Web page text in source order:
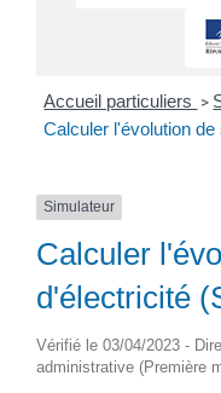
Accueil particuliers >
Calculer l'évolution
Simulateur
Calculer
d'électricité
Vérifié le 03/04/2023 -
administrative (Première